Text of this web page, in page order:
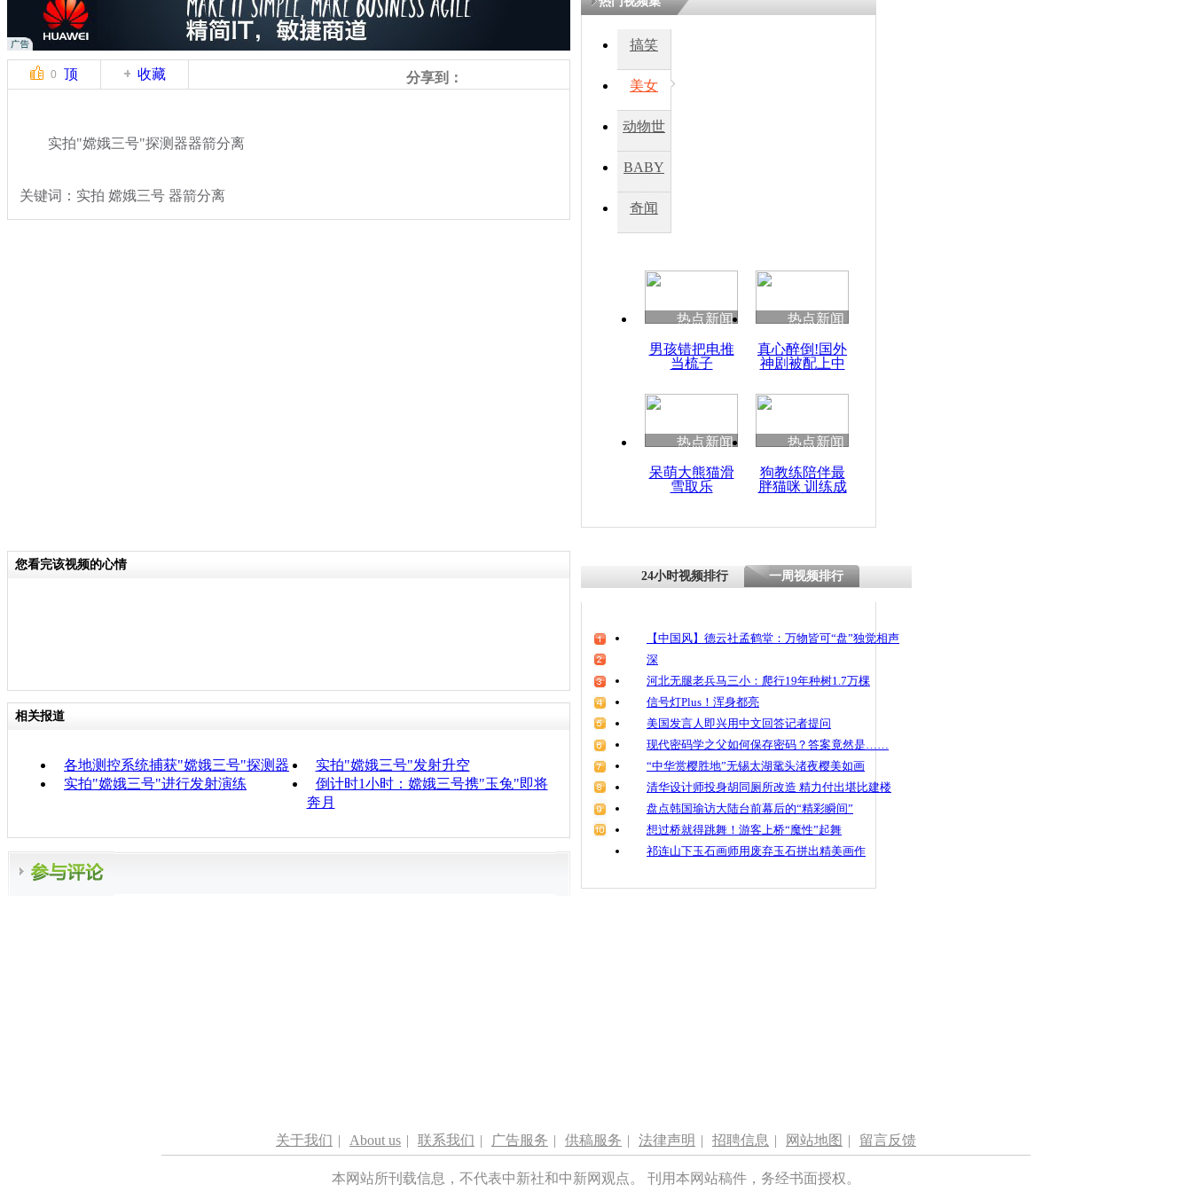
0 顶 收藏 分享到：
实拍"嫦娥三号"探测器器箭分离
关键词：实拍 嫦娥三号 器箭分离
搞笑
美女
动物世
BABY
秀
奇闻
热点新闻
男孩错把电推
当梳子
热点新闻
真心醉倒!国外
神剧被配上中
热点新闻
呆萌大熊猫滑
雪取乐
热点新闻
狗教练陪伴最
胖猫咪 训练成
您看完该视频的心情
相关报道
各地测控系统捕获"嫦娥三号"探测器
实拍"嫦娥三号"发射升空
实拍"嫦娥三号"进行发射演练
倒计时1小时：嫦娥三号携"玉兔"即将
奔月
24小时视频排行 一周视频排行
【中国风】德云社孟鹤堂：万物皆可“盘”独觉相声
深
河北无腿老兵马三小：爬行19年种树1.7万棵
信号灯Plus！浑身都亮
美国发言人即兴用中文回答记者提问
现代密码学之父如何保存密码？答案竟然是……
“中华赏樱胜地”无锡太湖鼋头渚夜樱美如画
清华设计师投身胡同厕所改造 精力付出堪比建楼
盘点韩国瑜访大陆台前幕后的“精彩瞬间”
想过桥就得跳舞！游客上桥“魔性”起舞
祁连山下玉石画师用废弃玉石拼出精美画作
关于我们 | About us | 联系我们 | 广告服务 | 供稿服务 | 法律声明 | 招聘信息 | 网站地图 | 留言反馈
本网站所刊载信息，不代表中新社和中新网观点。 刊用本网站稿件，务经书面授权。